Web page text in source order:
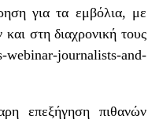
για τα εμβόλια, με
στη διαχρονική τους
webinar-journalists-and-
επεξήγηση πιθανών